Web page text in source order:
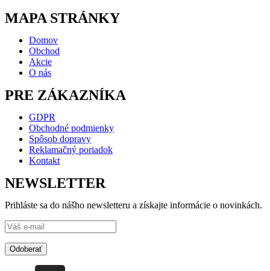
MAPA STRÁNKY
Domov
Obchod
Akcie
O nás
PRE ZÁKAZNÍKA
GDPR
Obchodné podmienky
Spôsob dopravy
Reklamačný poriadok
Kontakt
NEWSLETTER
Prihláste sa do nášho newsletteru a získajte informácie o novinkách.
Odoberať